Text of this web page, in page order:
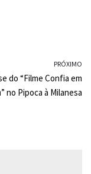
PRÓXIMO
do “Filme Confia em
no Pipoca à Milanesa